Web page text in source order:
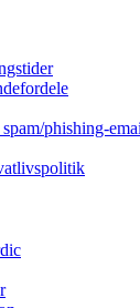
phishing-